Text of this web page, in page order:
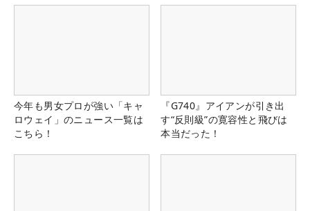
今年も男女プロが強い「キャ
ロウェイ」のニュース一覧は
こちら！
『G740』アイアンが引き出
す“反則級”の寛容性と飛びは
本当だった！